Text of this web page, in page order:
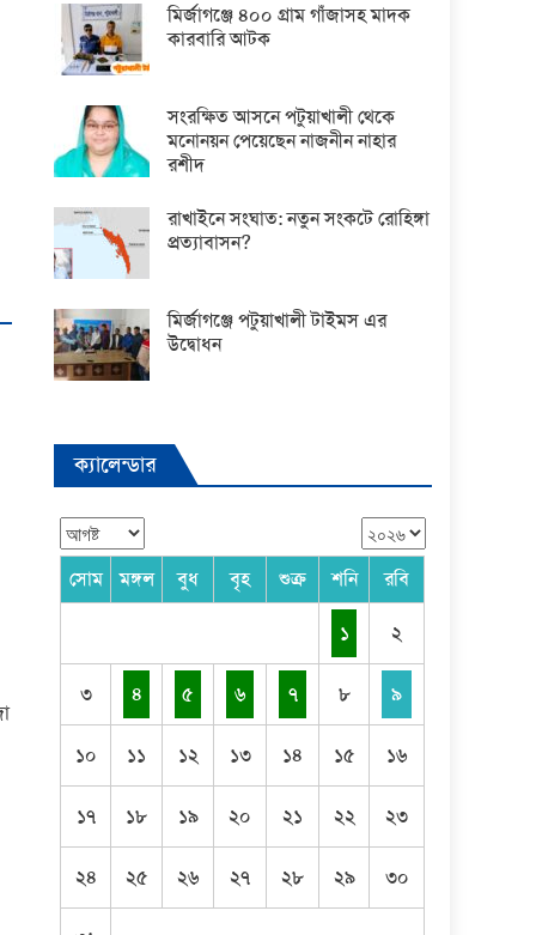
মির্জাগঞ্জে ৪০০ গ্রাম গাঁজাসহ মাদক
কারবারি আটক
সংরক্ষিত আসনে পটুয়াখালী থেকে
মনোনয়ন পেয়েছেন নাজনীন নাহার
রশীদ
রাখাইনে সংঘাত: নতুন সংকটে রোহিঙ্গা
প্রত্যাবাসন?
মির্জাগঞ্জে পটুয়াখালী টাইমস এর
উদ্বোধন
ক্যালেন্ডার
সোম মঙ্গল বুধ বৃহ শুক্র শনি রবি
১ ২
৩ ৪ ৫ ৬ ৭ ৮ ৯
১০ ১১ ১২ ১৩ ১৪ ১৫ ১৬
১৭ ১৮ ১৯ ২০ ২১ ২২ ২৩
২৪ ২৫ ২৬ ২৭ ২৮ ২৯ ৩০